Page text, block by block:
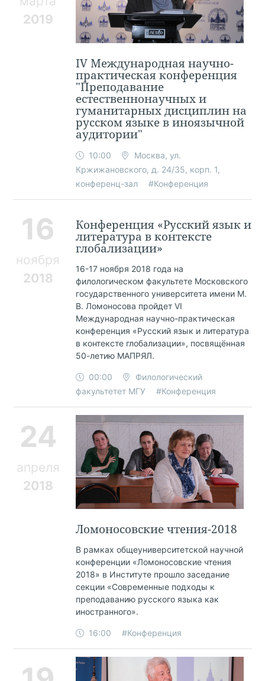
2019
IV Международная научно-
практическая конференция
"Преподавание
естественнонаучных и
гуманитарных дисциплин на
русском языке в иноязычной
аудитории"
10:00
Москва, ул.
Кржижановского, д. 24/35, корп. 1,
конференц-зал
#Конференция
16
ноября
2018
Конференция «Русский язык и
литература в контексте
глобализации»
16-17 ноября 2018 года на
филологическом факультете Московского
государственного университета имени М.
В. Ломоносова пройдет VI
Международная научно-практическая
конференция «Русский язык и литература
в контексте глобализации», посвящённая
50-летию МАПРЯЛ.
00:00
Филологический
факультетет МГУ
#Конференция
24
апреля
2018
Ломоносовские чтения-2018
В рамках общеуниверситетской научной
конференции «Ломоносовские чтения
2018» в Институте прошло заседание
секции «Современные подходы к
преподаванию русского языка как
иностранного».
16:00 #Конференция